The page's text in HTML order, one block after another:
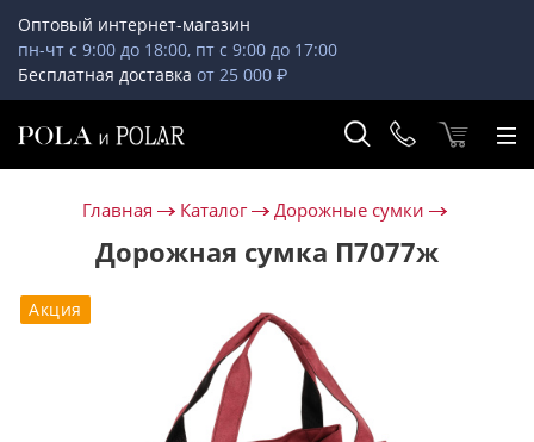
Оптовый интернет-магазин
пн-чт с 9:00 до 18:00, пт с 9:00 до 17:00
Бесплатная доставка от 25 000 ₽
Главная Каталог Дорожные сумки
Дорожная сумка П7077ж
Акция